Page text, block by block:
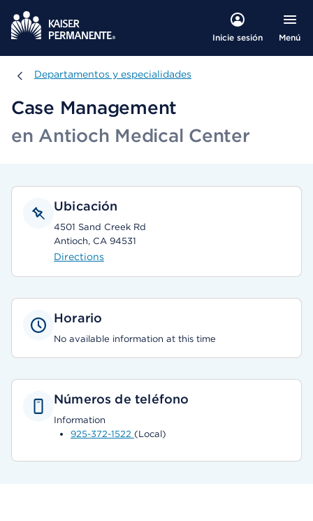
Inicie sesión Menú
Departamentos y especialidades
Departamentos y especialidades
Case Management
en Antioch Medical Center
Ubicación
4501 Sand Creek Rd
Antioch, CA 94531
Directions
Horario
No available information at this time
Números de teléfono
Information
925-372-1522 (Local)